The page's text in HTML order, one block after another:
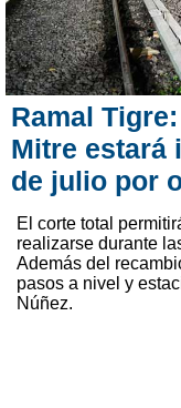
Ramal
Mitre estará
de julio por
El corte total
realizarse durante
Además del
pasos a nivel y
Núñez.